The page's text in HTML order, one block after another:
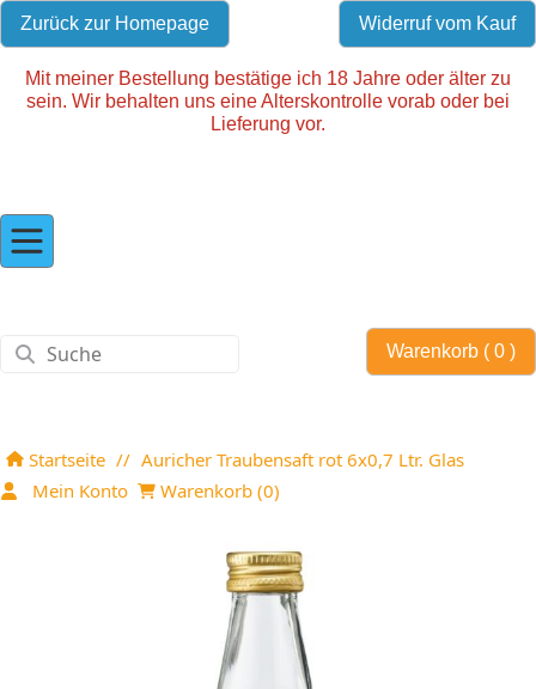
Zurück zur Homepage Widerruf vom Kauf
Mit meiner Bestellung bestätige ich 18 Jahre oder älter zu
sein. Wir behalten uns eine Alterskontrolle vorab oder bei
Lieferung vor.
Warenkorb ( 0)
Startseite // Auricher Traubensaft rot 6x0,7 Ltr. Glas
Mein Konto
Warenkorb (0)